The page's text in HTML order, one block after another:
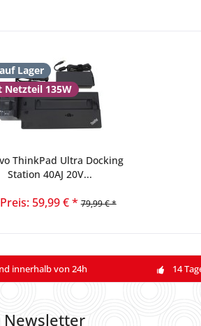
Lager
Netzteil 135W
ThinkPad Ultra Docking
Station 40AJ 20V...
59,99 € * 79,99 € *
innerhalb von 24h 14
Newsletter